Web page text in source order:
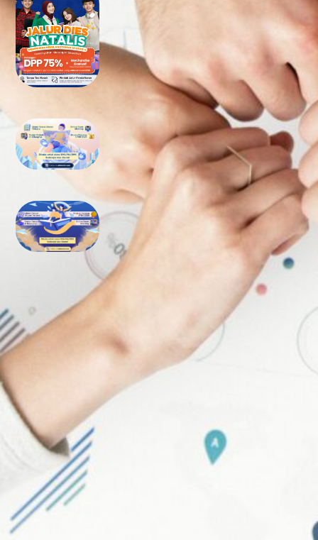
Tidak Lolos UTBK SNBT di PTN?
Jangan Khawatir, Ini Jalan
Terbaikmu untuk Tetap Kuliah
di Kampus Berkualitas
Bimbel UTBK SNBT di Teluk
Wondama Gratis Terbaik
Bimbel UTBK SNBT di Teluk
Bintuni Gratis Terbaik
Facebook
YouTube